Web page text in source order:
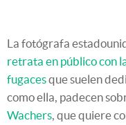
La fotógrafa
retrata en público con
fugacesque suelen
como ella, padecen
Wachers , que quiere